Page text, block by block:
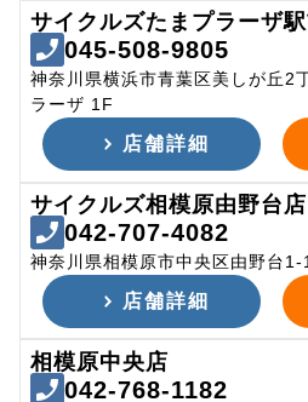
サイクルズたまプラーザ
045-508-9805
神奈川県横浜市青葉区美しが丘2
ラーザ 1F
店舗詳細
サイクルズ相模原由野台店
042-707-4082
神奈川県相模原市中央区由野台1-
店舗詳細
相模原中央店
042-768-1182